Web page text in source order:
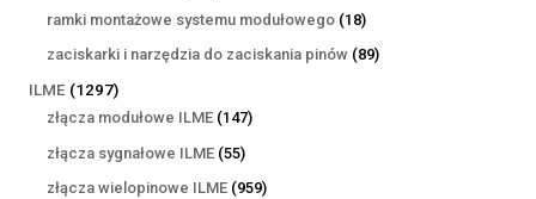
produktów
ramki montażowe systemu modułowego 1818
produktów
zaciskarki i narzędzia do zaciskania pinów 8989
ILME 12971297
produktów
złącza modułowe ILME 147147
złącza sygnałowe ILME 5555
produktów
złącza wielopinowe ILME 959959